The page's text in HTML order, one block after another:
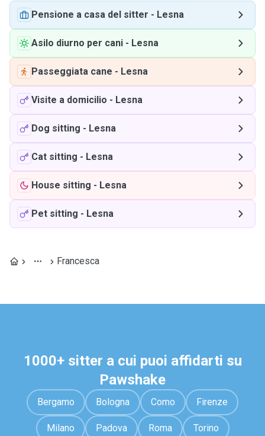
Pensione a casa del sitter - Lesna
Asilo diurno per cani - Lesna
Passeggiata cane - Lesna
Visite a domicilio - Lesna
Dog sitting - Lesna
Cat sitting - Lesna
House sitting - Lesna
Pet sitting - Lesna
Francesca
1000+ sitter a cui puoi affidarti su
Pawshake
Bergamo Bologna Como Firenze
Milano Padova Roma Torino